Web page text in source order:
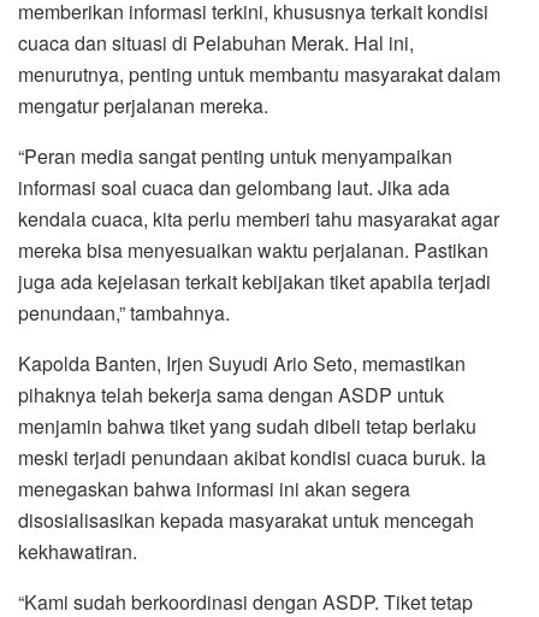
memberikan informasi terkini, khususnya terkait kondisi
cuaca dan situasi di Pelabuhan Merak. Hal ini,
menurutnya, penting untuk membantu masyarakat dalam
mengatur perjalanan mereka.
“Peran media sangat penting untuk menyampaikan
informasi soal cuaca dan gelombang laut. Jika ada
kendala cuaca, kita perlu memberi tahu masyarakat agar
mereka bisa menyesuaikan waktu perjalanan. Pastikan
juga ada kejelasan terkait kebijakan tiket apabila terjadi
penundaan,” tambahnya.
Kapolda Banten, Irjen Suyudi Ario Seto, memastikan
pihaknya telah bekerja sama dengan ASDP untuk
menjamin bahwa tiket yang sudah dibeli tetap berlaku
meski terjadi penundaan akibat kondisi cuaca buruk. Ia
menegaskan bahwa informasi ini akan segera
disosialisasikan kepada masyarakat untuk mencegah
kekhawatiran.
“Kami sudah berkoordinasi dengan ASDP. Tiket tetap